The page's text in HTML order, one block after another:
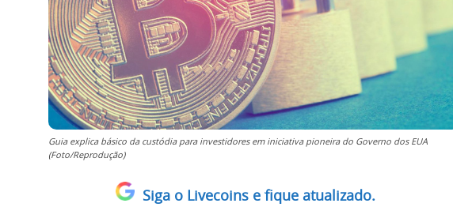
Guia explica básico da custódia para investidores em iniciativa pioneira do Governo dos EUA
(Foto/Reprodução)
Siga o Livecoins e fique atualizado.